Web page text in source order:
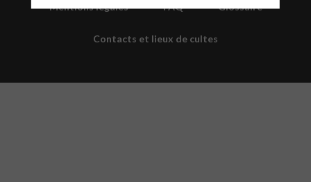
Mentions légales FAQ Glossaire
Contacts et lieux de cultes